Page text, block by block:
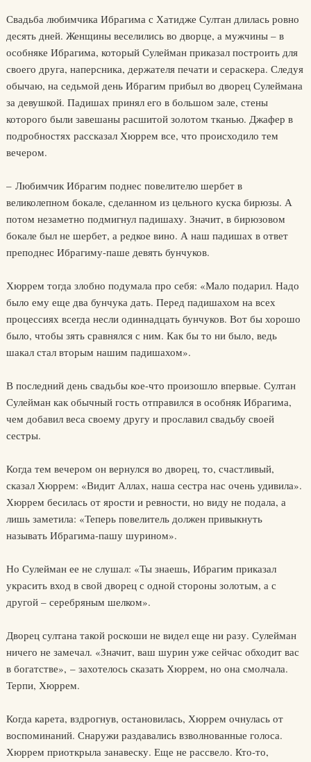
Свадьба любимчика Ибрагима с Хатидже Султан длилась ровно
десять дней. Женщины веселились во дворце, а мужчины – в
особняке Ибрагима, который Сулейман приказал построить для
своего друга, наперсника, держателя печати и сераскера. Следуя
обычаю, на седьмой день Ибрагим прибыл во дворец Сулеймана
за девушкой. Падишах принял его в большом зале, стены
которого были завешаны расшитой золотом тканью. Джафер в
подробностях рассказал Хюррем все, что происходило тем
вечером.
– Любимчик Ибрагим поднес повелителю шербет в
великолепном бокале, сделанном из цельного куска бирюзы. А
потом незаметно подмигнул падишаху. Значит, в бирюзовом
бокале был не шербет, а редкое вино. А наш падишах в ответ
преподнес Ибрагиму-паше девять бунчуков.
Хюррем тогда злобно подумала про себя: «Мало подарил. Надо
было ему еще два бунчука дать. Перед падишахом на всех
процессиях всегда несли одиннадцать бунчуков. Вот бы хорошо
было, чтобы зять сравнялся с ним. Как бы то ни было, ведь
шакал стал вторым нашим падишахом».
В последний день свадьбы кое-что произошло впервые. Султан
Сулейман как обычный гость отправился в особняк Ибрагима,
чем добавил веса своему другу и прославил свадьбу своей
сестры.
Когда тем вечером он вернулся во дворец, то, счастливый,
сказал Хюррем: «Видит Аллах, наша сестра нас очень удивила».
Хюррем бесилась от ярости и ревности, но виду не подала, а
лишь заметила: «Теперь повелитель должен привыкнуть
называть Ибрагима-пашу шурином».
Но Сулейман ее не слушал: «Ты знаешь, Ибрагим приказал
украсить вход в свой дворец с одной стороны золотым, а с
другой – серебряным шелком».
Дворец султана такой роскоши не видел еще ни разу. Сулейман
ничего не замечал. «Значит, ваш шурин уже сейчас обходит вас
в богатстве», – захотелось сказать Хюррем, но она смолчала.
Терпи, Хюррем.
Когда карета, вздрогнув, остановилась, Хюррем очнулась от
воспоминаний. Снаружи раздавались взволнованные голоса.
Хюррем приоткрыла занавеску. Еще не рассвело. Кто-то,